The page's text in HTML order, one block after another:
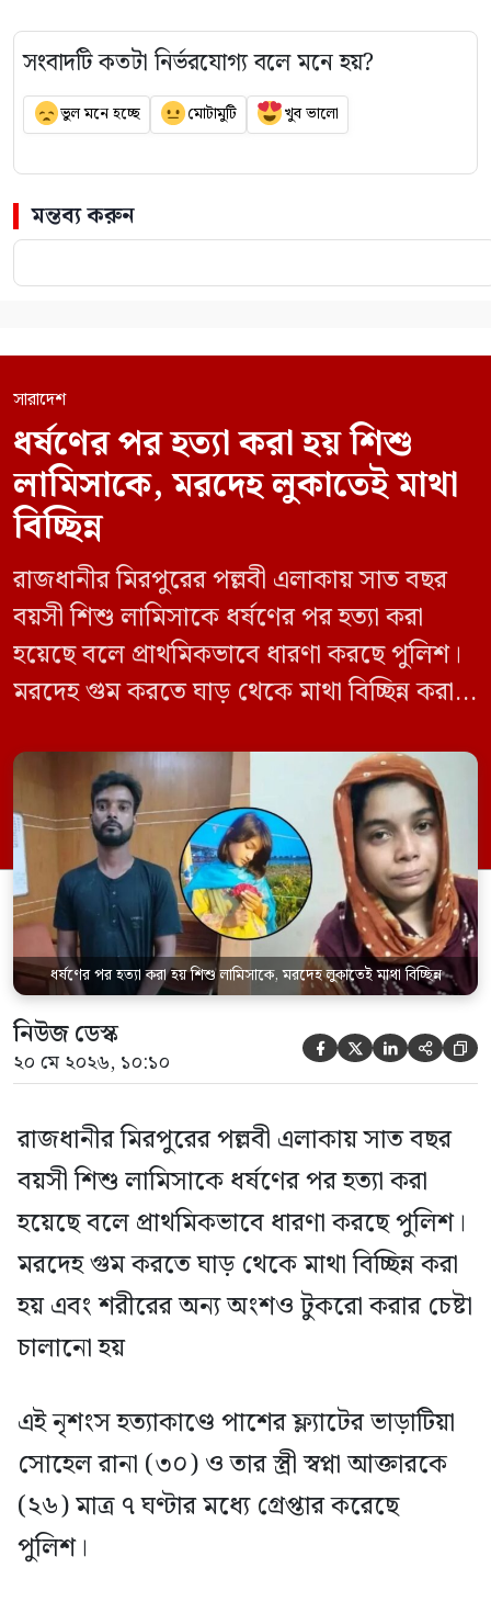
সংবাদটি কতটা নির্ভরযোগ্য বলে মনে হয়?
ভুল মনে হচ্ছে মোটামুটি খুব ভালো
মন্তব্য করুন
সারাদেশ
ধর্ষণের পর হত্যা করা হয় শিশু
লামিসাকে, মরদেহ লুকাতেই মাথা
বিচ্ছিন্ন
রাজধানীর মিরপুরের পল্লবী এলাকায় সাত বছর
বয়সী শিশু লামিসাকে ধর্ষণের পর হত্যা করা
হয়েছে বলে প্রাথমিকভাবে ধারণা করছে পুলিশ।
মরদেহ গুম করতে ঘাড় থেকে মাথা বিচ্ছিন্ন করা
চালানো হয় এই নৃশংস হত্যাকাণ্ডে পাশের ফ্ল্যাটের
ভাড়াটিয়া সোহেল রানা (৩০) ও তার স্ত্রী স্বপ্না
আক্তারকে (২৬) মাত্র ৭ ঘণ্টার […]
ধর্ষণের পর হত্যা করা হয় শিশু লামিসাকে, মরদেহ লুকাতেই মাথা বিচ্ছিন্ন
নিউজ ডেস্ক
২০ মে ২০২৬, ১০:১০     
রাজধানীর মিরপুরের পল্লবী এলাকায় সাত বছর
বয়সী শিশু লামিসাকে ধর্ষণের পর হত্যা করা
হয়েছে বলে প্রাথমিকভাবে ধারণা করছে পুলিশ।
মরদেহ গুম করতে ঘাড় থেকে মাথা বিচ্ছিন্ন করা
হয় এবং শরীরের অন্য অংশও টুকরো করার চেষ্টা
চালানো হয়
এই নৃশংস হত্যাকাণ্ডে পাশের ফ্ল্যাটের ভাড়াটিয়া
সোহেল রানা (৩০) ও তার স্ত্রী স্বপ্না আক্তারকে
(২৬) মাত্র ৭ ঘণ্টার মধ্যে গ্রেপ্তার করেছে
পুলিশ।